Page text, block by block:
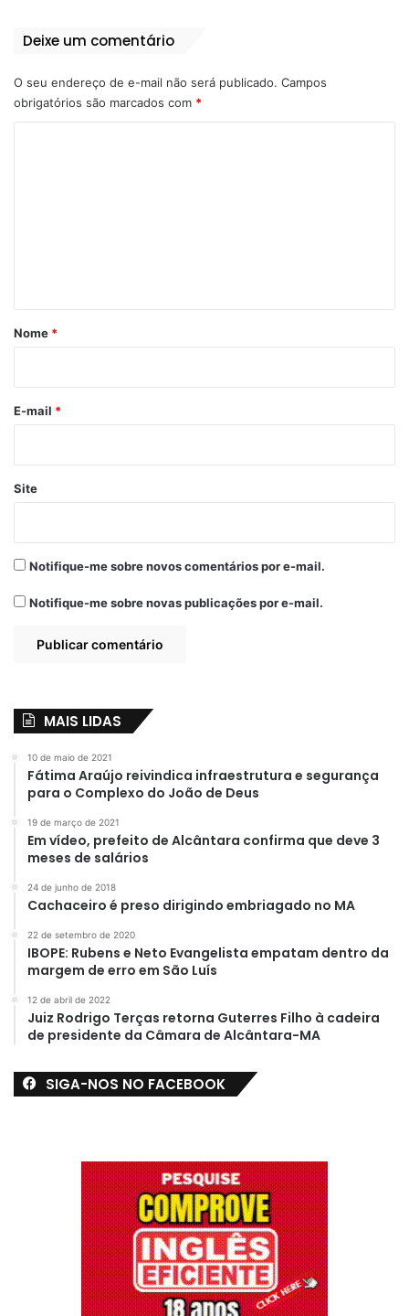
Vereador Dominguinhos Pintor
Deixe um comentário
O seu endereço de e-mail não será publicado. Campos
obrigatórios são marcados com *
r
*
Nome *
E-mail *
Site
Notifique-me sobre novos comentários por e-mail.
Notifique-me sobre novas publicações por e-mail.
MAIS LIDAS
10 de maio de 2021
Fátima Araújo reivindica infraestrutura e segurança
para o Complexo do João de Deus
19 de março de 2021
Em vídeo, prefeito de Alcântara confirma que deve 3
meses de salários
24 de junho de 2018
Cachaceiro é preso dirigindo embriagado no MA
22 de setembro de 2020
IBOPE: Rubens e Neto Evangelista empatam dentro da
margem de erro em São Luís
12 de abril de 2022
Juiz Rodrigo Terças retorna Guterres Filho à cadeira
de presidente da Câmara de Alcântara-MA
SIGA-NOS NO FACEBOOK